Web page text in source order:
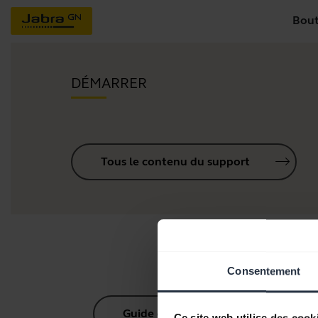
Consentement
DÉMARRER
Tous le contenu du support
Guide d'appairage Bluetooth